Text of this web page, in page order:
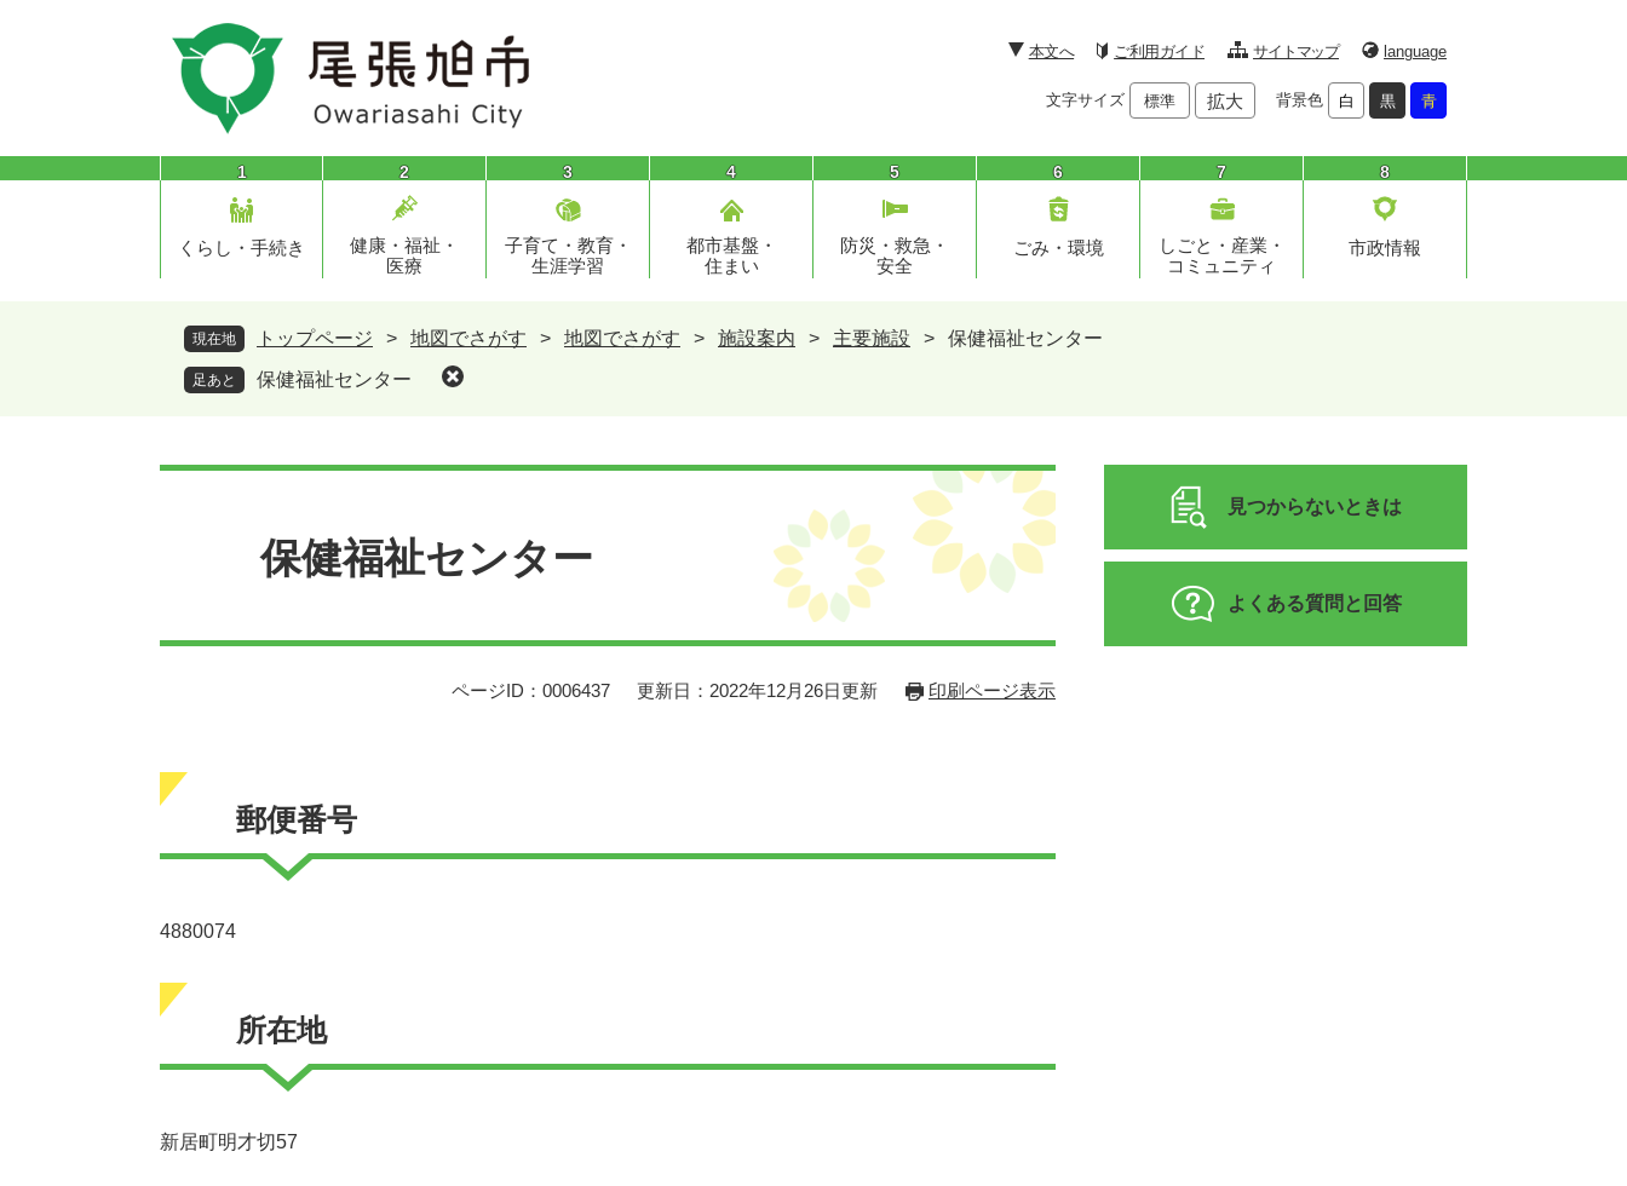
頭
飛
本文へ ご利用ガイド サイトマップ language
文字サイズ 標準 拡大 背景色 白 黒 青
1
くらし・手続き
2
健康・福祉・
医療
3
子育て・教育・
生涯学習
4
都市基盤・
住まい
5
防災・救急・
安全
6
ごみ・環境
7
しごと・産業・
コミュニティ
8
市政情報
現在地 トップページ > 地図でさがす > 地図でさがす > 施設案内 > 主要施設 > 保健福祉センター
足あと 保健福祉センター
保健福祉センター
ページID：0006437 更新日：2022年12月26日更新 印刷ページ表示
郵便番号
4880074
所在地
新居町明才切57
見つからないときは
よくある質問と回答